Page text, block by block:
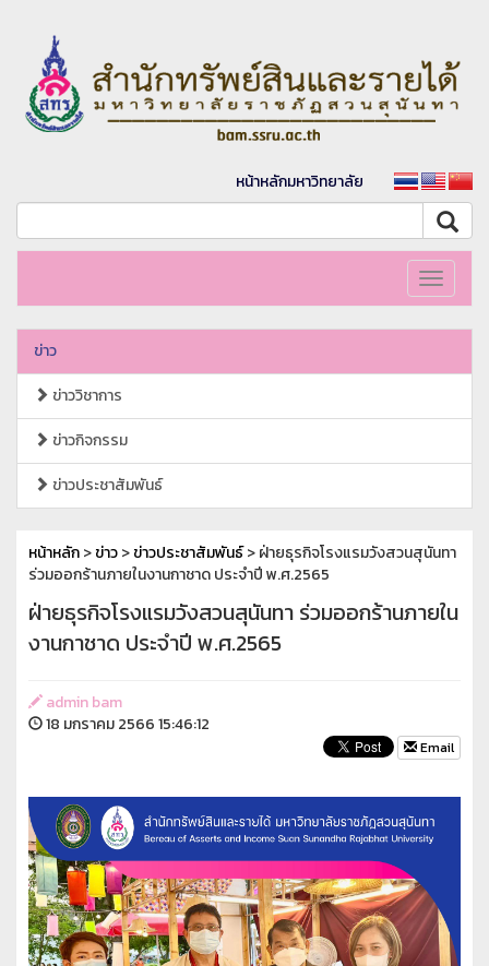
หน้าหลักมหาวิทยาลัย
Toggle
ข่าว
ข่าววิชาการ
ข่าวกิจกรรม
ข่าวประชาสัมพันธ์
หน้าหลัก>ข่าว>ข่าวประชาสัมพันธ์> ฝ่ายธุรกิจโรงแรมวังสวนสุนันทา
ร่วมออกร้านภายในงานกาชาด ประจำปี พ.ศ.2565
ฝ่ายธุรกิจโรงแรมวังสวนสุนันทา ร่วมออกร้านภายใน
งานกาชาด ประจำปี พ.ศ.2565
admin bam
18 มกราคม 2566 15:46:12
Email